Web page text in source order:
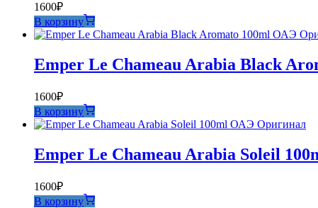
1600₽
В корзину
Emper Le Chameau Arabia Black
1600₽
В корзину
Emper Le Chameau Arabia Soleil
1600₽
В корзину